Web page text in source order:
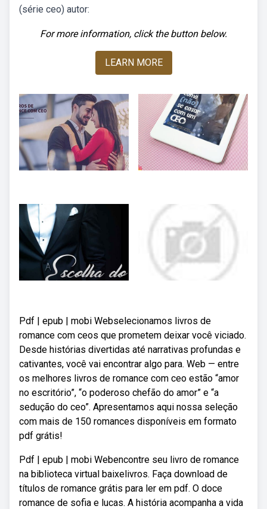
(série ceo) autor:
For more information, click the button below.
LEARN MORE
Pdf | epub | mobi Webselecionamos livros de
romance com ceos que prometem deixar você viciado.
Desde histórias divertidas até narrativas profundas e
cativantes, você vai encontrar algo para. Web — entre
os melhores livros de romance com ceo estão “amor
no escritório”, “o poderoso chefão do amor” e “a
sedução do ceo”. Apresentamos aqui nossa seleção
com mais de 150 romances disponíveis em formato
pdf grátis!
Pdf | epub | mobi Webencontre seu livro de romance
na biblioteca virtual baixelivros. Faça download de
títulos de romance grátis para ler em pdf. O doce
romance de sofia e lucas. A história acompanha a vida